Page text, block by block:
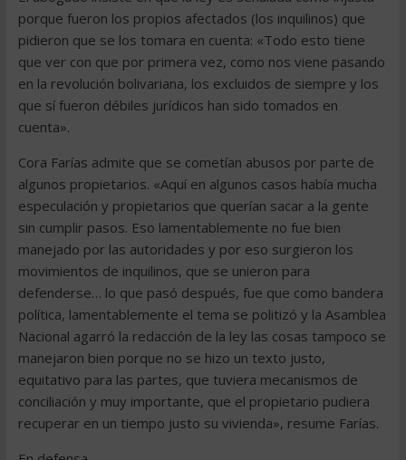
porque fueron los propios afectados (los inquilinos) que
pidieron que se los tomara en cuenta: «Todo esto tiene
que ver con que por primera vez, como nos viene pasando
en la revolución bolivariana, los excluidos de siempre y los
que sí fueron débiles jurídicos han sido tomados en
cuenta».
Cora Farías admite que se cometían abusos por parte de
algunos propietarios. «Aquí en algunos casos había mucha
especulación y propietarios que querían sacar a la gente
sin cumplir pasos. Eso lamentablemente no fue bien
manejado por las autoridades y por eso surgieron los
movimientos de inquilinos, que se unieron para
defenderse… lo que pasó después, fue que como bandera
política, lamentablemente el tema se politizó y la Asamblea
Nacional agarró la redacción de la ley las cosas tampoco se
manejaron bien porque no se hizo un texto justo,
equitativo para las partes, que tuviera mecanismos de
conciliación y muy importante, que el propietario pudiera
recuperar en un tiempo justo su vivienda», resume Farías.